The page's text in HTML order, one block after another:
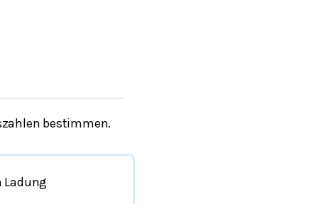
bestimmen.
Ladung